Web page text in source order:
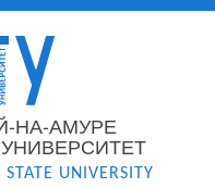
НА-АМУРЕ
UNIVERSITY